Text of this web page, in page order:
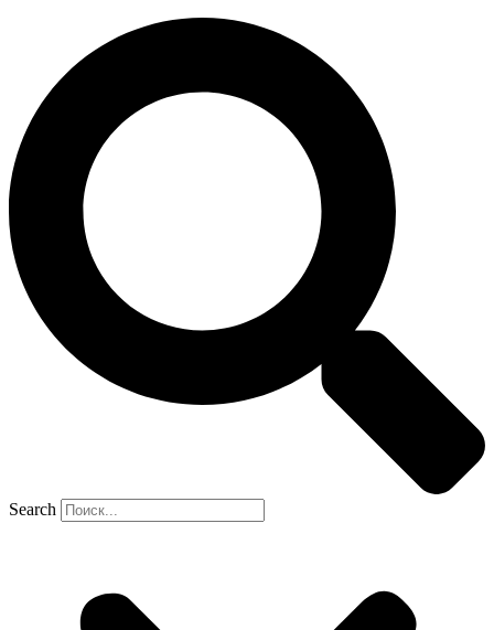
Search